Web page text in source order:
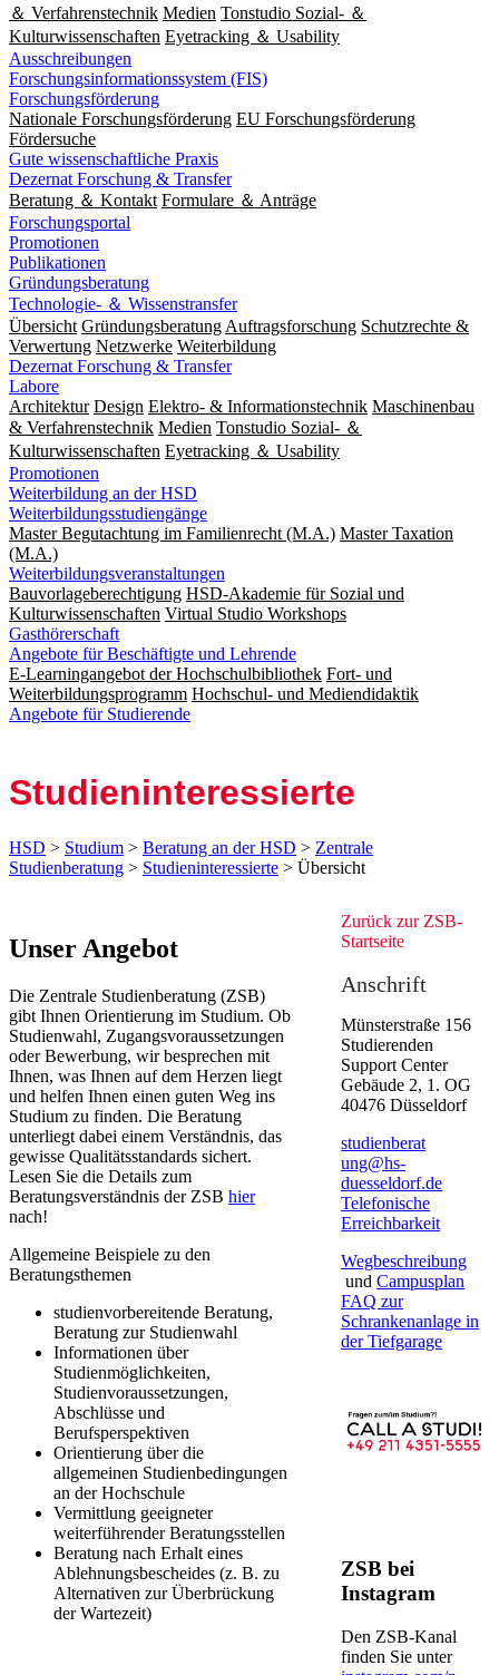
＆ Verfahrenstechnik Medien Tonstudio Sozial- ＆
Kulturwissenschaften Eyetracking ＆ Usability
Ausschreibungen
Forschungsinformationssystem (FIS)
Forschungsförderung
Nationale Forschungsförderung EU Forschungsförderung
Fördersuche
Gute wissenschaftliche Praxis
Dezernat Forschung & Transfer
Beratung ＆ Kontakt Formulare ＆ Anträge
Forschungsportal
Promotionen
Publikationen
Gründungsberatung
Technologie- ＆ Wissenstransfer
Übersicht Gründungsberatung Auftragsforschung Schutzrechte &
Verwertung Netzwerke Weiterbildung
Dezernat Forschung & Transfer
Labore
Architektur Design Elektro- & Informationstechnik Maschinenbau
& Verfahrenstechnik Medien Tonstudio Sozial- ＆
Kulturwissenschaften Eyetracking ＆ Usability
Promotionen
Weiterbildung an der HSD
Weiterbildungsstudiengänge
Master Begutachtung im Familienrecht (M.A.) Master Taxation
(M.A.)
Weiterbildungsveranstaltungen
Bauvorlageberechtigung HSD-Akademie für Sozial und
Kulturwissenschaften Virtual Studio Workshops
Gasthörerschaft
Angebote für Beschäftigte und Lehrende
E-Learningangebot der Hochschulbibliothek Fort- und
Weiterbildungsprogramm Hochschul- und Mediendidaktik
Angebote für Studierende
Stu­dien­interes­sierte
HSD > Studium > Beratung an der HSD > Zentrale
Studienberatung > Studieninteressierte > Übersicht
​​​​​​​​​​​​​​​​​​​​​​​​​​​​​​​Unser Angebot
Die Zentrale Studienberatung (ZSB)
gibt Ihnen Orientierung im Studium. Ob
Studienwahl, Zugangsvoraussetzungen
oder Bewerbung, wir besprechen mit
Ihnen, was Ihnen auf dem Herzen liegt
und helfen Ihnen einen guten Weg ins
Studium zu finden. Die Beratung
unterliegt dabei einem Verständnis, das
gewisse Qualitätsstandards sichert.
Lesen Sie die Details zum
Beratungsverständnis der ZSB hier​
nach!
Allgemeine Beispiele zu den
Beratungsthemen
studienvorbereitende Beratung,
Beratung zur Studienwahl
Informationen über
Studienmöglichkeiten,
Studienvoraussetzungen,
Abschlüsse und
Berufsperspektiven
Orientierung über die
allgemeinen Studienbedingungen
an der Hochschule
Vermittlung geeigneter
weiterführender Beratungsstellen
Beratung nach Erhalt eines
Ablehnungsbescheides (z. B. zu
Alternativen zur Überbrückung
der Wartezeit)
Zurück zur ​ZS​B-
Startseite
Anschrift
Münsterstraße 156
Studierenden
Support Center
Gebäude 2, 1. OG​
40476 Düsseldorf
studienbera​t​
ung@hs-
duesseldorf.de​​​
​Telefonische
Erreichbarkeit
Weg​beschreibung​
undCam​pu​splan
FAQ zur
Schrankenanlage in
der Tiefgarage​
ZSB bei
Instagram
Den ZSB-Kanal
finden Sie unter ​